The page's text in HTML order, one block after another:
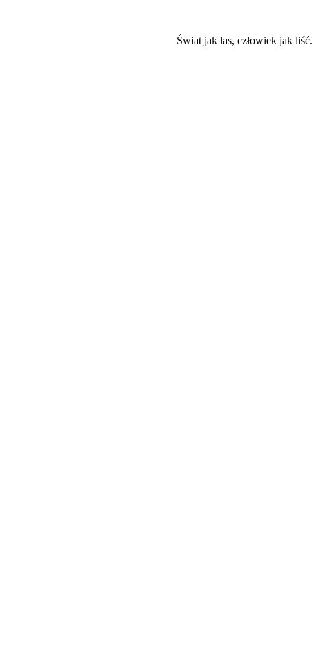
Świat jak las, człowiek jak liść.